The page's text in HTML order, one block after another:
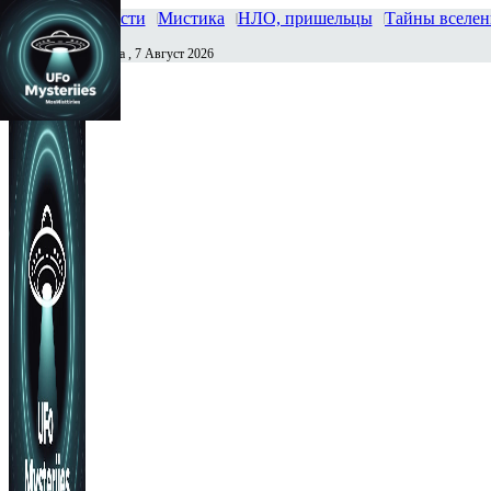
Главная Новости Мистика НЛО, пришельцы Тайны
Сегодня Пятница , 7 Август 2026